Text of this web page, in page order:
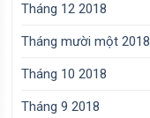
Tháng 12 2018
Tháng mười một 2018
Tháng 10 2018
Tháng 9 2018